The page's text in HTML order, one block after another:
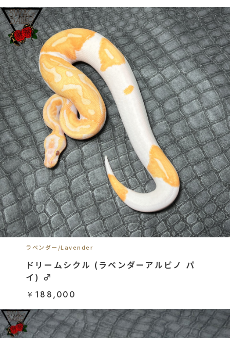
ラベンダー/Lavender
ドリームシクル (ラベンダーアルビノ パ
イ) ♂
￥188,000